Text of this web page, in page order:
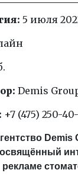
5 июля
Demis
+7 (475) 250-
Demis